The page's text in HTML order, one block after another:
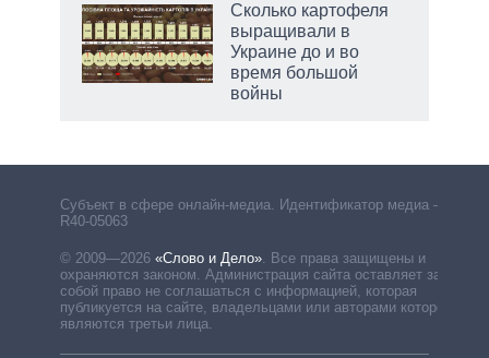
Сколько картофеля
выращивали в
Украине до и во
время большой
войны
Субъект в сфере онлайн-медиа. Идентификатор медиа –
R40-05063
© 2009—2026 «Слово и Дело». Все права защищены и
охраняются законом. Администрация сайта оставляет за
собой право не соглашаться с информацией, которая
публикуется на сайте, владельцами или авторами которой
являются третьи лица.